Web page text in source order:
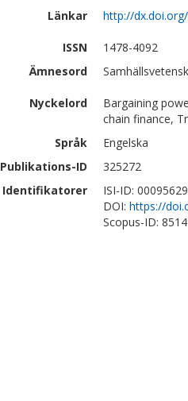
Länkar
http://
ISSN
1478-4092
Ämnesord
Nyckelord
Bargaining
chain finance,
Språk
Engelska
Publikations-ID
325272
Identifikatorer
ISI-ID:
DOI: https://
Scopus-ID: